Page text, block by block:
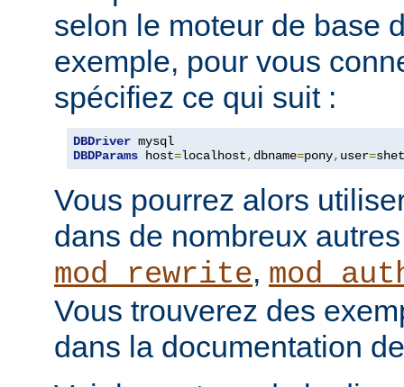
selon le moteur de base
exemple, pour vous
spécifiez ce qui suit :
DBDriver
DBDParams host=localhost, dbname=pony, user=
Vous pourrez alors
dans de nombreux
mod_rewrite,
Vous trouverez des
dans la documentation